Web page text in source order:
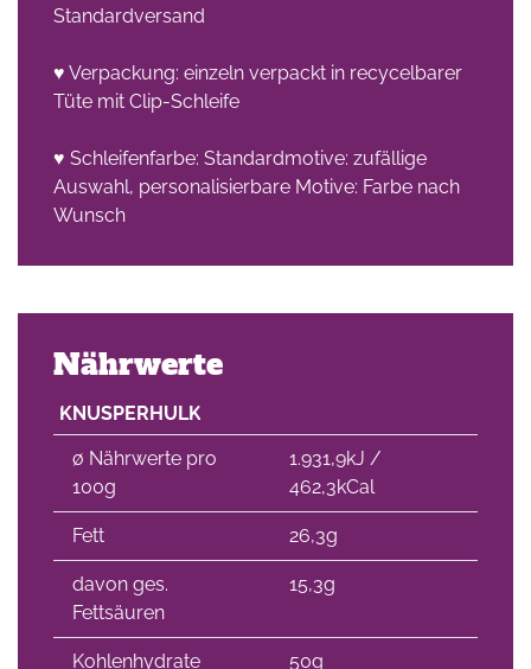
Standardversand
♥ Verpackung: einzeln verpackt in recycelbarer
Tüte mit Clip-Schleife
♥ Schleifenfarbe: Standardmotive: zufällige
Auswahl, personalisierbare Motive: Farbe nach
Wunsch
Nährwerte
KNUSPERHULK
∅ Nährwerte pro
100g
1.931,9kJ /
462,3kCal
Fett 26,3g
davon ges.
Fettsäuren
15,3g
Kohlenhydrate 50g